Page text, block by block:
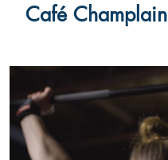
Café Champlain